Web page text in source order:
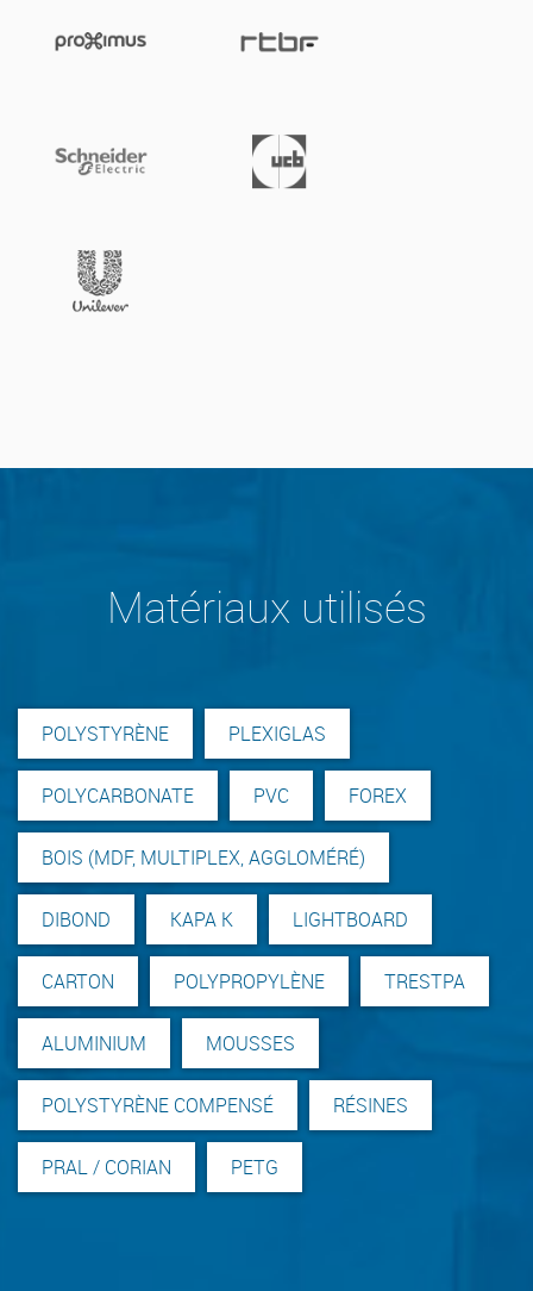
Matériaux utilisés
POLYSTYRÈNE PLEXIGLAS
POLYCARBONATE PVC FOREX
BOIS (MDF, MULTIPLEX, AGGLOMÉRÉ)
DIBOND KAPA K LIGHTBOARD
CARTON POLYPROPYLÈNE TRESTPA
ALUMINIUM MOUSSES
POLYSTYRÈNE COMPENSÉ RÉSINES
PRAL / CORIAN PETG